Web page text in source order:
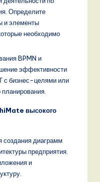
Определите
и элементы
необходимо
BPMN и
эффективности
с бизнес-целями или
высокого
диаграмм
предприятия.
и